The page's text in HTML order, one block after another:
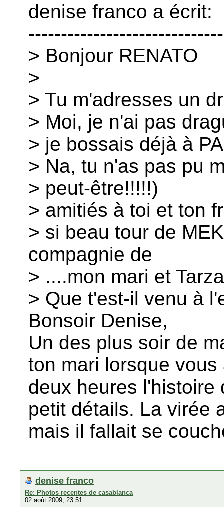
denise franco a écrit:
> Bonjour RENATO
>
> Tu m'adresses un
> Moi, je n'ai pas
> je bossais déjà à
> Na, tu n'as pas pu
> peut-être!!!!!)
> amitiés à toi et ton
> si beau tour de
compagnie de
> ....mon mari et
> Que t'est-il venu à
Bonsoir Denise,
Un des plus soir de
ton mari lorsque
deux heures
petit détails. La virée
mais il fallait se
denise franco
Re: Photos recentes de casablanca
02 août 2009, 23:51